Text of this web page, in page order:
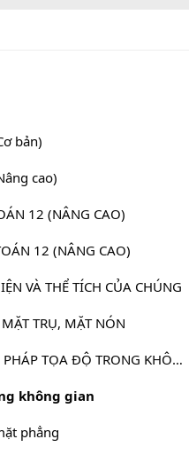
bản)
cao)
12 (NÂNG CAO)
12 (NÂNG CAO)
VÀ THỂ TÍCH CỦA CHÚNG
TRỤ, MẶT NÓN
CHƯƠNG III. PHƯƠNG PHÁP TỌA ĐỘ TRONG KHÔNG GIAN
không gian
phẳng